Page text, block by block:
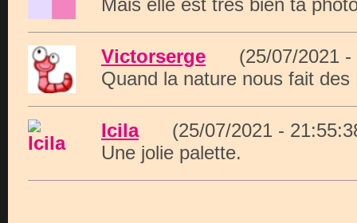
Mais elle est très bien ta
Victorserge (25/07/2021
Quand la nature nous fait
Icila(25/07/2021 -
Une jolie palette.